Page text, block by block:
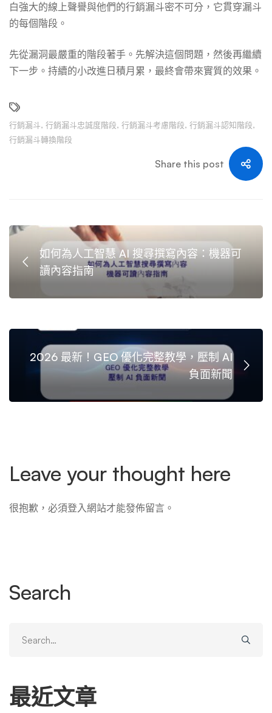
白強大的線上聲譽與他們的行銷漏斗密不可分，它貫穿漏斗
的每個階段。
先從漏洞最嚴重的階段著手。先解決這個問題，然後再繼續
下一步。持續的小改進日積月累，最終會帶來實質的效果。
行銷漏斗, 行銷漏斗忠誠度階段, 行銷漏斗考慮階段, 行銷漏斗認知階段,
行銷漏斗轉換階段
Share this post
如何為人工智慧 AI 搜尋撰寫內容：機器可
讀內容指南
2026 最新！GEO 優化完整教學，壓制 AI
負面新聞
Leave your thought here
很抱歉，必須登入網站才能發佈留言。
Search
for:
最近文章